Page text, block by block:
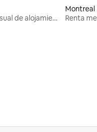
Renta mensual de alojamientos
Montreal